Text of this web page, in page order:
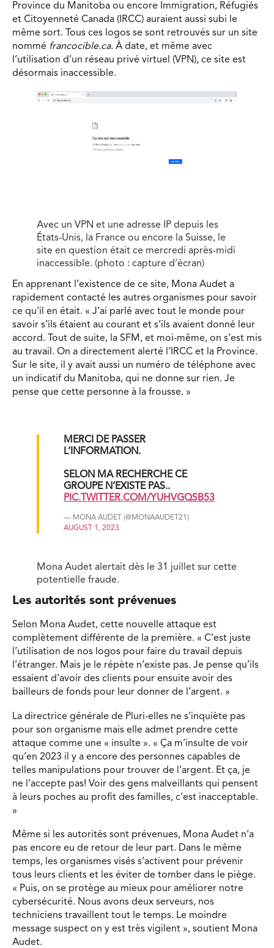
Province du Manitoba ou encore Immigration, Réfugiés
et Citoyenneté Canada (IRCC) auraient aussi subi le
même sort. Tous ces logos se sont retrouvés sur un site
nommé francocible.ca. À date, et même avec
l’utilisation d’un réseau privé virtuel (VPN), ce site est
désormais inaccessible.
Avec un VPN et une adresse IP depuis les
États-Unis, la France ou encore la Suisse, le
site en question était ce mercredi après-midi
inaccessible. (photo : capture d’écran)
En apprenant l’existence de ce site, Mona Audet a
rapidement contacté les autres organismes pour savoir
ce qu’il en était. « J’ai parlé avec tout le monde pour
savoir s’ils étaient au courant et s’ils avaient donné leur
accord. Tout de suite, la SFM, et moi-même, on s’est mis
au travail. On a directement alerté l’IRCC et la Province.
Sur le site, il y avait aussi un numéro de téléphone avec
un indicatif du Manitoba, qui ne donne sur rien. Je
pense que cette personne à la frousse. »
MERCI DE PASSER
L’INFORMATION.
SELON MA RECHERCHE CE
GROUPE N’EXISTE PAS..
PIC.TWITTER.COM/YUHVGQSB53
— MONA AUDET (@MONAAUDET21)
AUGUST 1, 2023
Mona Audet alertait dès le 31 juillet sur cette
potentielle fraude.
Les autorités sont prévenues
Selon Mona Audet, cette nouvelle attaque est
complètement différente de la première. « C’est juste
l’utilisation de nos logos pour faire du travail depuis
l’étranger. Mais je le répète n’existe pas. Je pense qu’ils
essaient d’avoir des clients pour ensuite avoir des
bailleurs de fonds pour leur donner de l’argent. »
La directrice générale de Pluri-elles ne s’inquiète pas
pour son organisme mais elle admet prendre cette
attaque comme une « insulte ». « Ça m’insulte de voir
qu’en 2023 il y a encore des personnes capables de
telles manipulations pour trouver de l’argent. Et ça, je
ne l’accepte pas! Voir des gens malveillants qui pensent
à leurs poches au profit des familles, c’est inacceptable.
»
Même si les autorités sont prévenues, Mona Audet n’a
pas encore eu de retour de leur part. Dans le même
temps, les organismes visés s’activent pour prévenir
tous leurs clients et les éviter de tomber dans le piège.
« Puis, on se protège au mieux pour améliorer notre
cybersécurité. Nous avons deux serveurs, nos
techniciens travaillent tout le temps. Le moindre
message suspect on y est très vigilent », soutient Mona
Audet.